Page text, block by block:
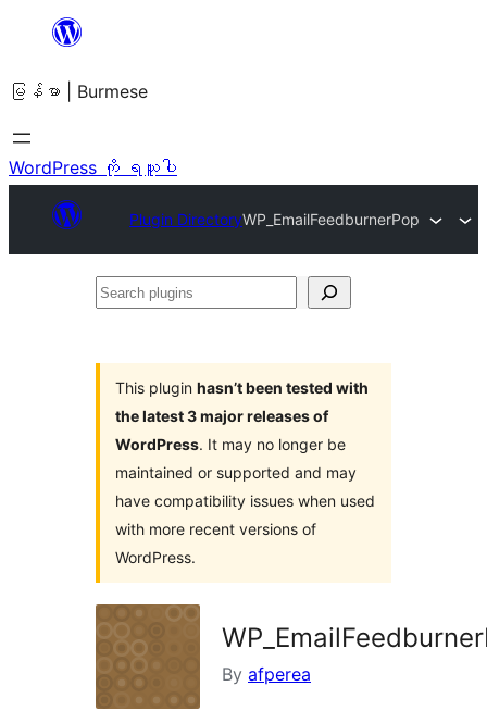
အကြောင်းအရာ
ကျော်သွား
ရန်
မြန်မာ | Burmese
WordPress ကို ရယူပါ
Plugin DirectoryWP_EmailFeedburnerPop
Search
This plugin hasn’t been tested with
the latest 3 major releases of
WordPress. It may no longer be
maintained or supported and may
have compatibility issues when used
with more recent versions of
WordPress.
By afperea